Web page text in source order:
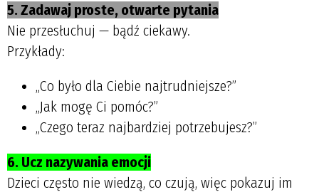
5. Zadawaj proste, otwarte pytania
Nie przesłuchuj — bądź ciekawy.
Przykłady:
„Co było dla Ciebie najtrudniejsze?”
„Jak mogę Ci pomóc?”
„Czego teraz najbardziej potrzebujesz?”
6. Ucz nazywania emocji
Dzieci często nie wiedzą, co czują, więc pokazuj im